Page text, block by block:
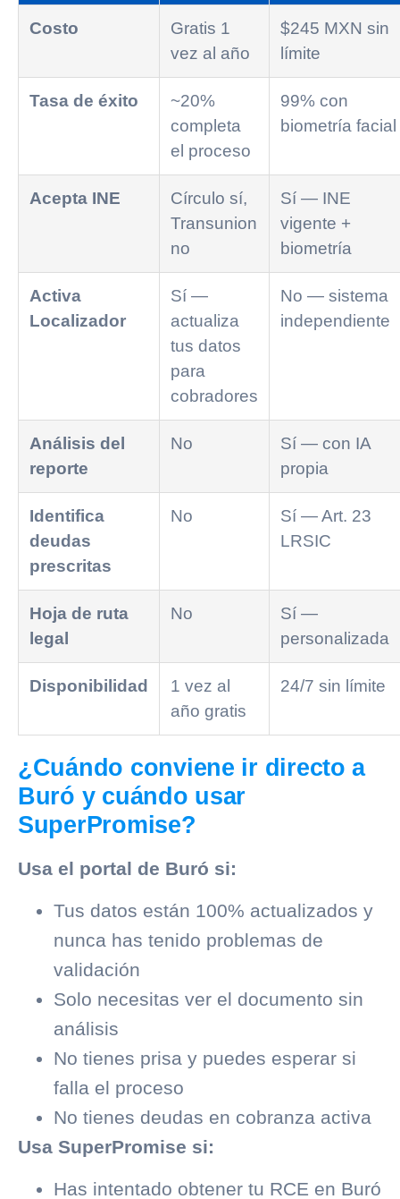
Costo
Gratis 1
vez al año
$245 MXN sin
límite
Tasa de éxito
~20%
completa
el proceso
99% con
biometría facial
Acepta INE
Círculo sí,
Transunion
no
Sí — INE
vigente +
biometría
Activa
Localizador
Sí —
actualiza
tus datos
para
cobradores
No — sistema
independiente
Análisis del
reporte
No
Sí — con IA
propia
Identifica
deudas
prescritas
No
Sí — Art. 23
LRSIC
Hoja de ruta
legal
No
Sí —
personalizada
Disponibilidad
1 vez al
año gratis
24/7 sin límite
¿Cuándo conviene ir directo a
Buró y cuándo usar
SuperPromise?
Usa el portal de Buró si:
Tus datos están 100% actualizados y
nunca has tenido problemas de
validación
Solo necesitas ver el documento sin
análisis
No tienes prisa y puedes esperar si
falla el proceso
No tienes deudas en cobranza activa
Usa SuperPromise si:
Has intentado obtener tu RCE en Buró